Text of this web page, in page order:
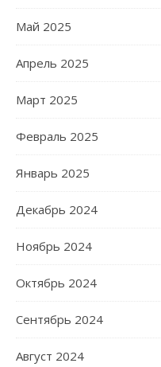
Май 2025
Апрель 2025
Март 2025
Февраль 2025
Январь 2025
Декабрь 2024
Ноябрь 2024
Октябрь 2024
Сентябрь 2024
Август 2024